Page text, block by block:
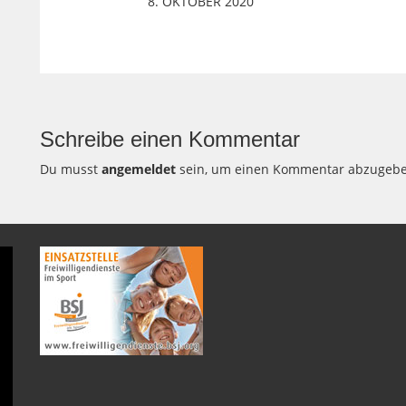
Schreibe einen Kommentar
Du musst angemeldet sein, um einen Kommentar